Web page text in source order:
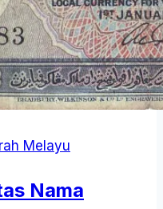
Melayu
Nama